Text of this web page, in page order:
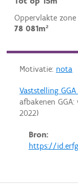
Oppervlakte zone
78 081m²
Motivatie: nota
Vaststelling GGA
afbakenen GGA:
2022)
Bron:
https://